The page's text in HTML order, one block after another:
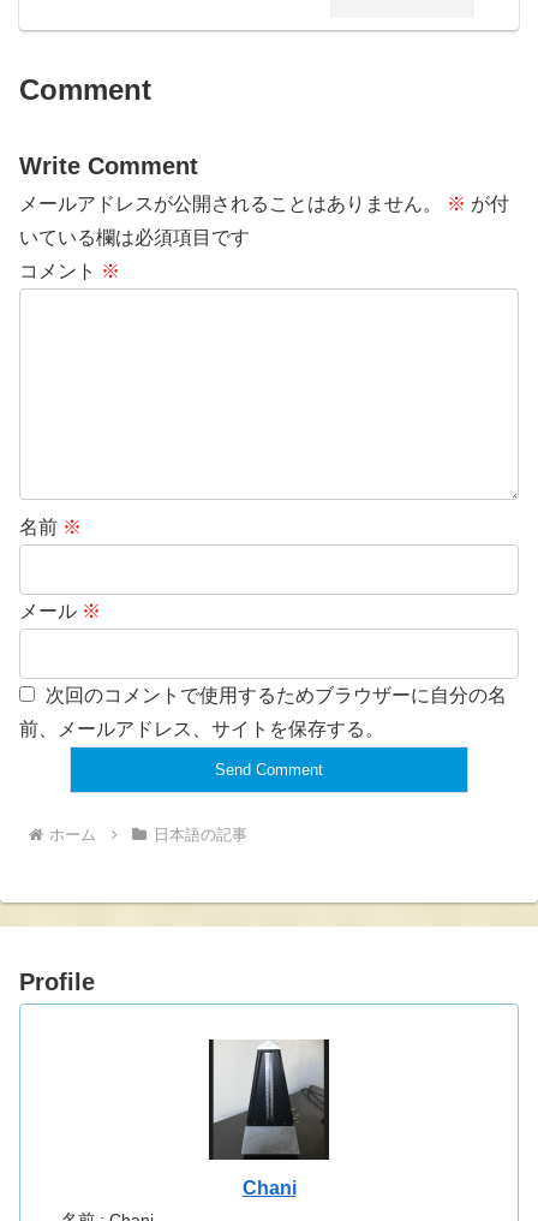
Comment
Write Comment
メールアドレスが公開されることはありません。 ※ が付
いている欄は必須項目です
コメント ※
名前 ※
メール ※
次回のコメントで使用するためブラウザーに自分の名
前、メールアドレス、サイトを保存する。
ホーム 日本語の記事
Profile
Chani